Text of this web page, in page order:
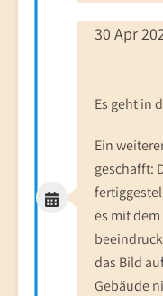
30 Apr
Es geht in
Ein
geschafft:
es mit
das Bild
Gebäude